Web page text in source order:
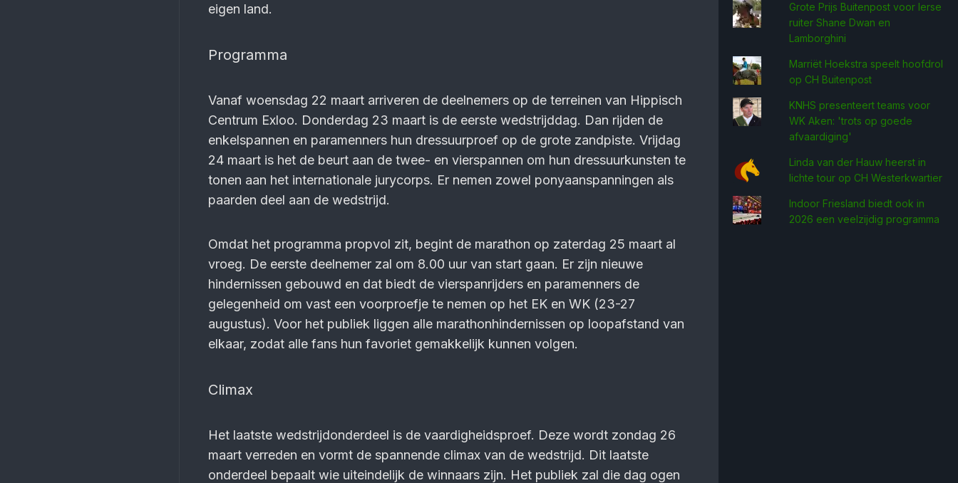
eigen land.
Programma
Vanaf woensdag 22 maart arriveren de deel­nemers op de terreinen van Hippisch
Centrum Exloo. Donderdag 23 maart is de eerste wedstrijddag. Dan rijden de
enkel­spannen en para­menners hun dressuur­proef op de grote zand­piste. Vrijdag
24 maart is het de beurt aan de twee- en vier­spannen om hun dressuur­kunsten te
tonen aan het inter­natio­nale jurycorps. Er nemen zowel pony­aan­spanningen als
paarden deel aan de wedstrijd.
Omdat het programma propvol zit, begint de marathon op zater­dag 25 maart al
vroeg. De eerste deel­nemer zal om 8.00 uur van start gaan. Er zijn nieuwe
hindernissen gebouwd en dat biedt de vier­span­rijders en para­menners de
gelegen­heid om vast een voor­proefje te nemen op het EK en WK (23-27
augustus). Voor het publiek liggen alle mara­thon­hinder­nissen op loop­afstand van
elkaar, zodat alle fans hun favoriet gemakkelijk kunnen volgen.
Climax
Het laatste wedstrijdonderdeel is de vaardig­heids­proef. Deze wordt zondag 26
maart verreden en vormt de spannende climax van de wedstrijd. Dit laatste
onder­deel bepaalt wie uit­eindelijk de winnaars zijn. Het publiek zal die dag ogen
Grote Prijs Buitenpost voor Ierse
ruiter Shane Dwan en
Lamborghini
Marriët Hoekstra speelt hoofdrol
op CH Buitenpost
KNHS presenteert teams voor
WK Aken: 'trots op goede
afvaardiging'
Linda van der Hauw heerst in
lichte tour op CH Westerkwartier
Indoor Friesland biedt ook in
2026 een veelzijdig programma